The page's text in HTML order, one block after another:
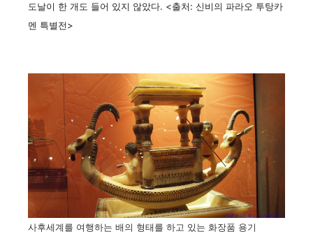
도날이 한 개도 들어 있지 않았다. <출처: 신비의 파라오 투탕카
멘 특별전>
사후세계를 여행하는 배의 형태를 하고 있는 화장품 용기